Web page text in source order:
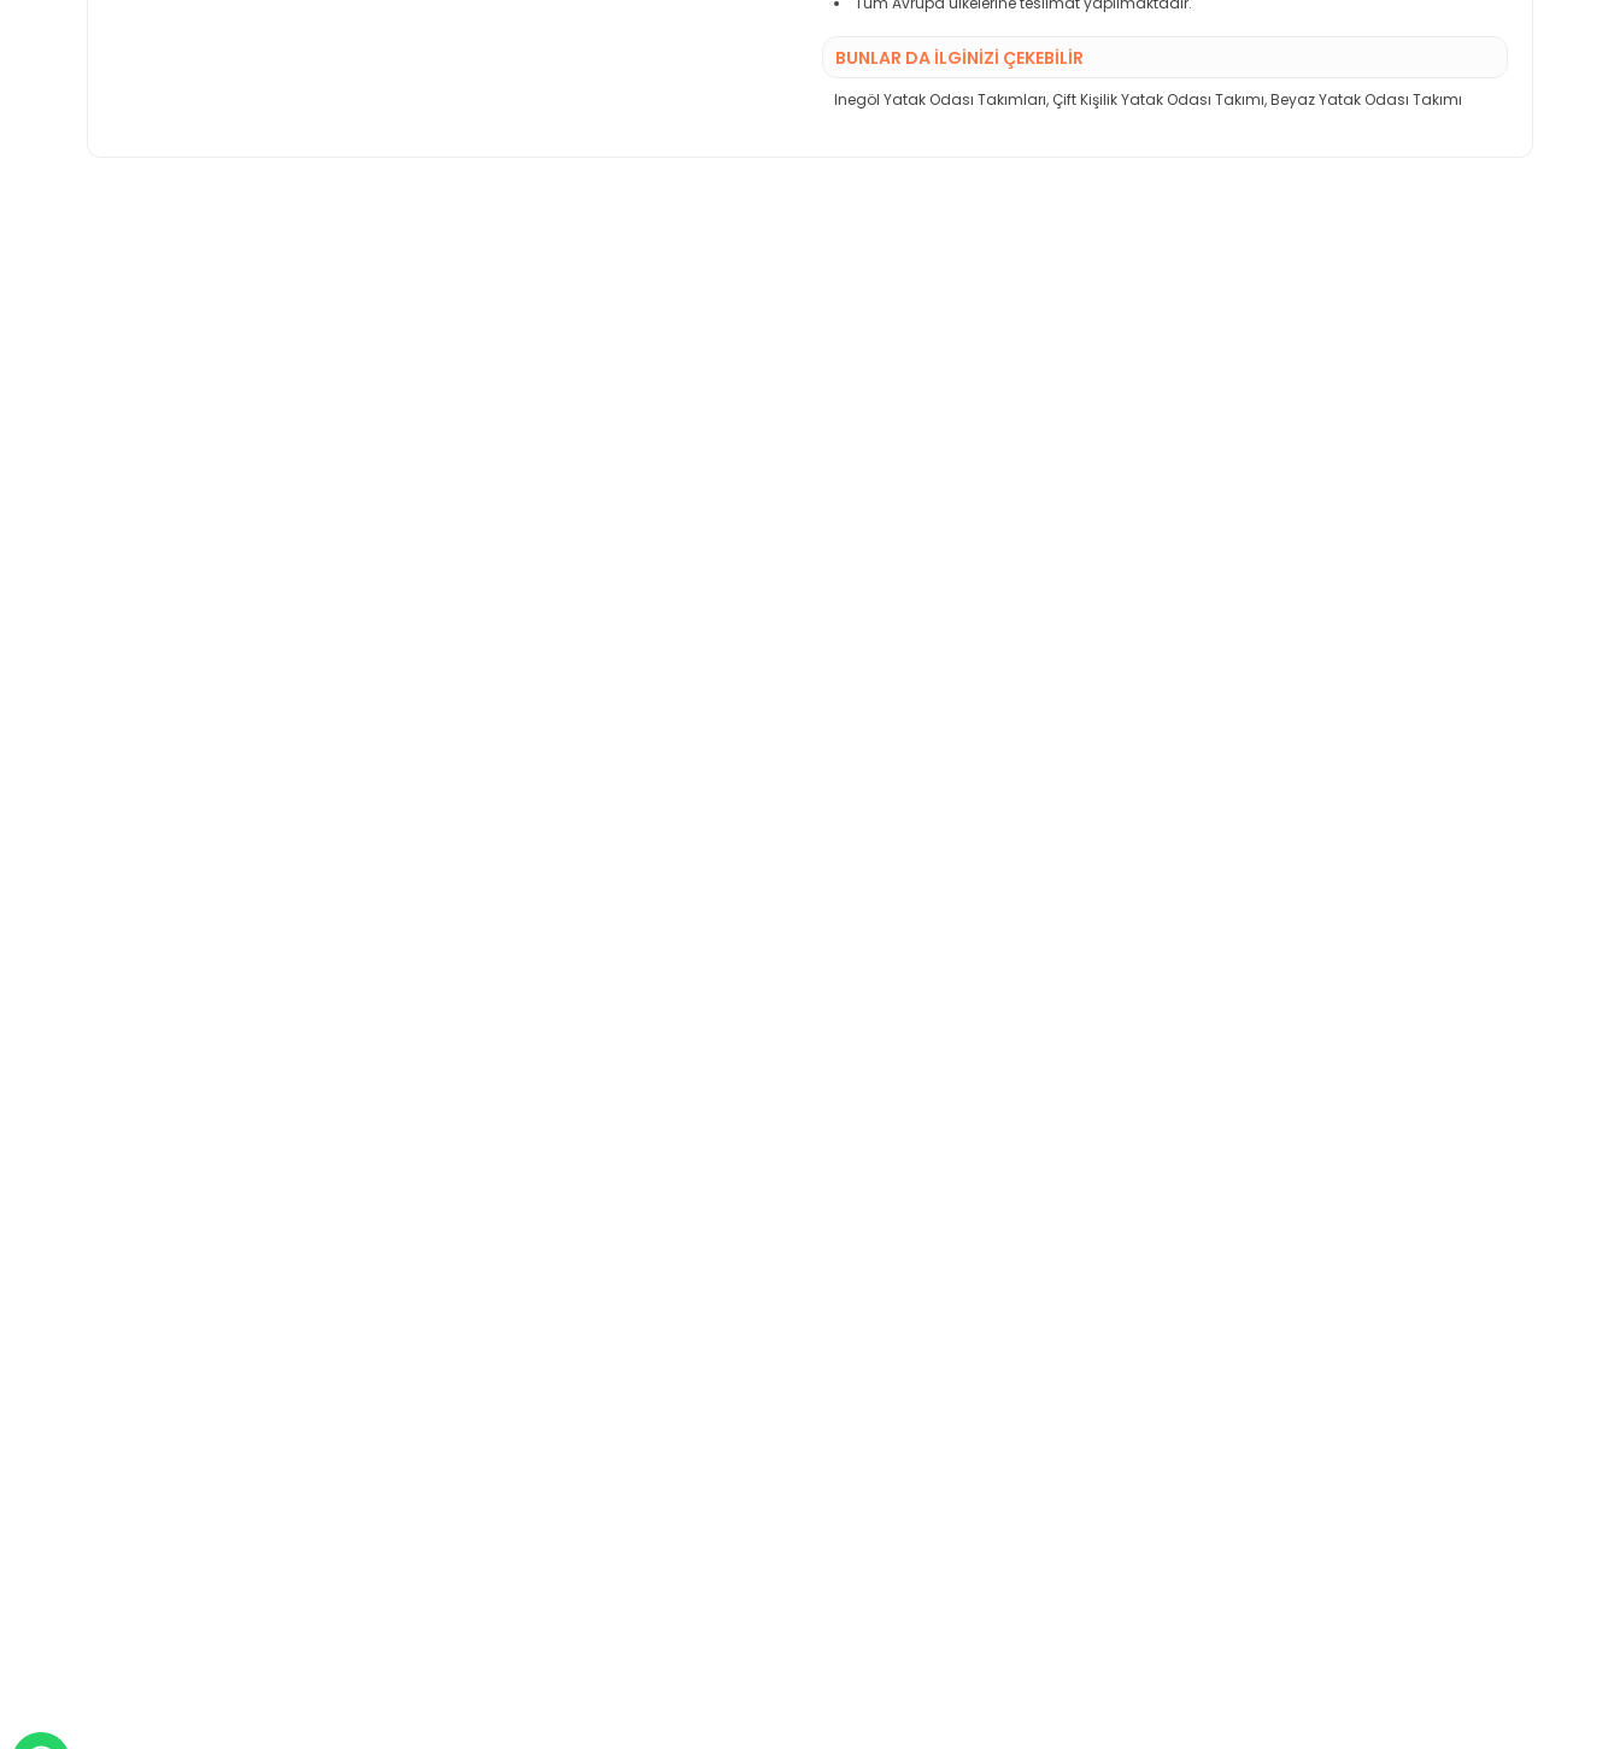
BUNLAR DA İLGINIZI ÇEKEBILIR
Inegöl Yatak Odası Takımları, Çift Kişilik Yatak Odası Takımı,Beyaz Yatak Odası Takımı